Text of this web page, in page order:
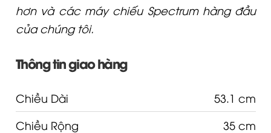
hơn và các máy chiếu Spectrum hàng đầu
của chúng tôi.
Thông tin giao hàng
Chiều Dài
53.1 cm
Chiều Rộng
35 cm